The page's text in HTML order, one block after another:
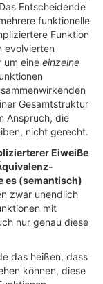
Entscheidende
funktionelle
Funktion
evolvierten
um eine einzelne
Gesamtstruktur
Anspruch, die
nicht gerecht.
Eiweiße
es (semantisch)
zwar unendlich
mit
nur genau diese
das heißen, dass
können, diese